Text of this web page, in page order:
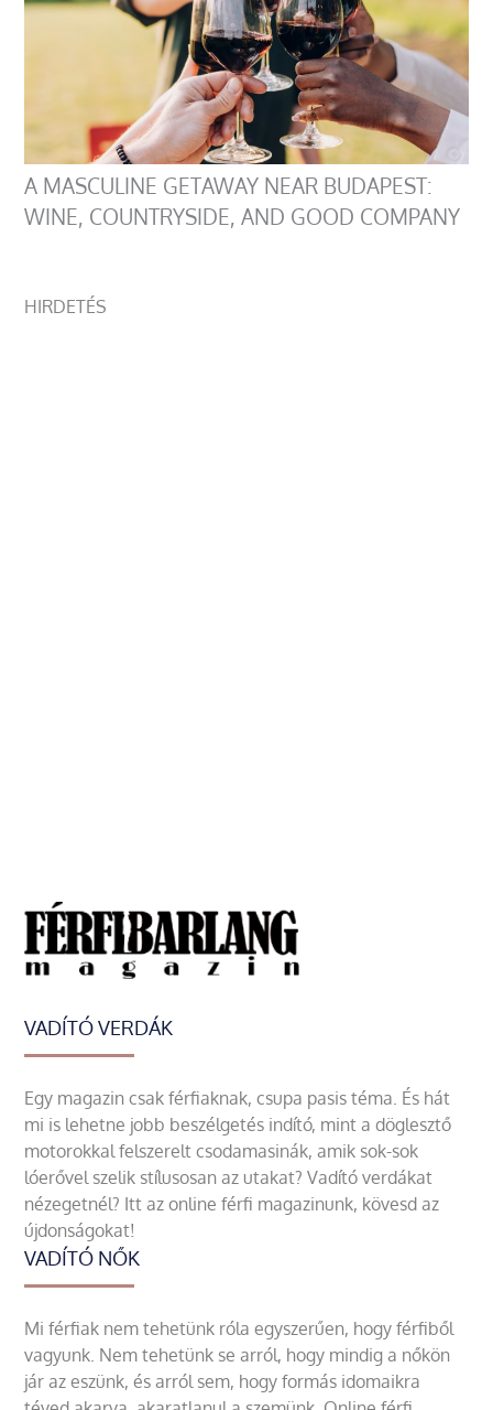
A MASCULINE GETAWAY NEAR BUDAPEST:
WINE, COUNTRYSIDE, AND GOOD COMPANY
HIRDETÉS
VADÍTÓ VERDÁK
Egy magazin csak férfiaknak, csupa pasis téma. És hát
mi is lehetne jobb beszélgetés indító, mint a döglesztő
motorokkal felszerelt csodamasinák, amik sok-sok
lóerővel szelik stílusosan az utakat? Vadító verdákat
nézegetnél? Itt az online férfi magazinunk, kövesd az
újdonságokat!
VADÍTÓ NŐK
Mi férfiak nem tehetünk róla egyszerűen, hogy férfiből
vagyunk. Nem tehetünk se arról, hogy mindig a nőkön
jár az eszünk, és arról sem, hogy formás idomaikra